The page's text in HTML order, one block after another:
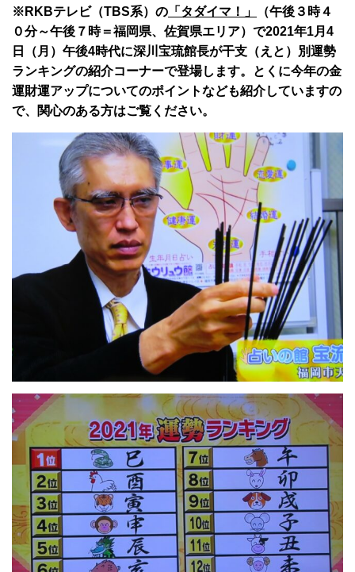
※RKBテレビ（TBS系）の 「タダイマ！」
（午後３時４
０分～午後７時＝福岡県、佐賀県エリア）で2021年1月4
日（月）午後4時代に深川宝琉館長が干支（えと）別運勢
ランキングの紹介コーナーで登場します。とくに今年の金
運財運アップについてのポイントなども紹介していますの
で、関心のある方はご覧ください。